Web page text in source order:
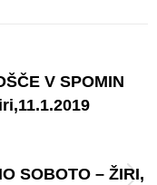
V SPOMIN
SOBOTO – ŽIRI,